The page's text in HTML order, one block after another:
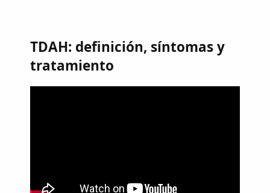
TDAH: definición, síntomas y
tratamiento